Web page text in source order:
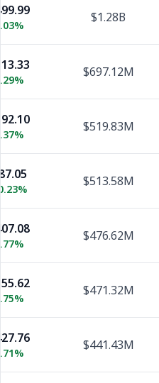
$1.28B
$697.12M
$519.83M
$513.58M
$476.62M
$471.32M
$441.43M